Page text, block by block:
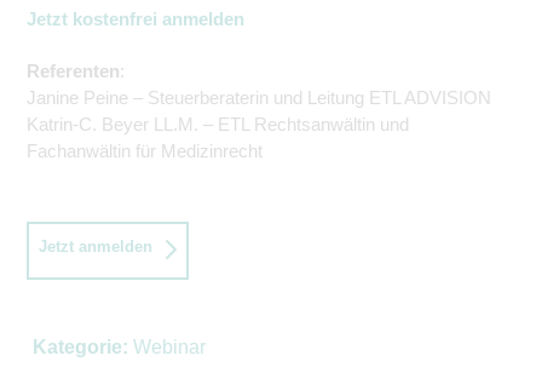
Jetzt kostenfrei anmelden
Referenten:
Janine Peine – Steuerberaterin und Leitung ETL ADVISION
Katrin-C. Beyer LL.M. – ETL Rechtsanwältin und
Fachanwältin für Medizinrecht
Jetzt anmelden
Kategorie: Webinar